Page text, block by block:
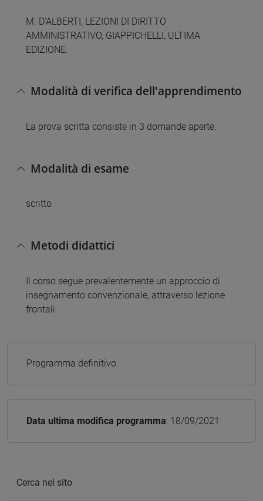
M. D'ALBERTI, LEZIONI DI DIRITTO
AMMINISTRATIVO, GIAPPICHELLI, ULTIMA
EDIZIONE.
Modalità di verifica dell'apprendimento
La prova scritta consiste in 3 domande aperte.
Modalità di esame
scritto
Metodi didattici
Il corso segue prevalentemente un approccio di
insegnamento convenzionale, attraverso lezione
frontali.
Programma definitivo.
Data ultima modifica programma: 18/09/2021
Cerca nel sito